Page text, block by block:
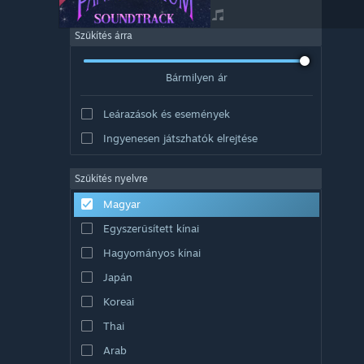
Szűkítés árra
Bármilyen ár
Leárazások és események
Ingyenesen játszhatók elrejtése
Szűkítés nyelvre
Magyar
Egyszerűsített kínai
Hagyományos kínai
Japán
Koreai
Thai
Arab